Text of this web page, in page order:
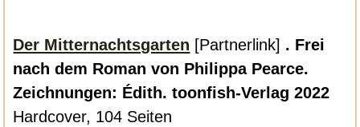
Der Mitternachtsgarten [Partnerlink] . Frei
nach dem Roman von Philippa Pearce.
Zeichnungen: Édith. toonfish-Verlag 2022
Hardcover, 104 Seiten